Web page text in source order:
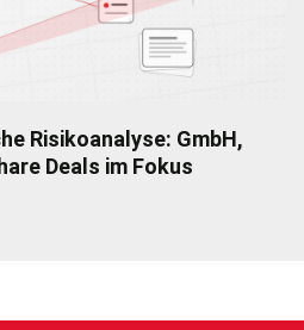
Risikoanalyse: GmbH,
Deals im Fokus